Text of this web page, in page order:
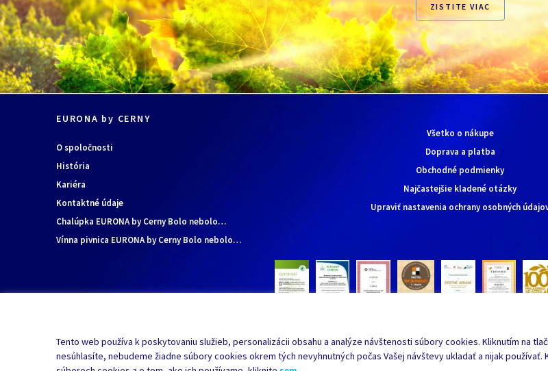
ZISTITE VIAC
EURONA by CERNY
O spoločnosti
História
Kariéra
Kontaktné údaje
Chalúpka EURONA by Cerny Bolo nebolo…
Vínna pivnica EURONA by Cerny Bolo nebolo…
Všetko o nákupe
Doprava a platba
Obchodné podmienky
Najčastejšie kladené otázky
Upraviť nastavenia ochrany osobných
Tento web používa k poskytovaniu služieb, personalizácii obsahu a analýze návštenosti súbory cookies. Kliknutím na
nesúhlasíte, nebudeme žiadne súbory cookies okrem tých nevyhnutných počas Vašej návštevy ukladať a nijak